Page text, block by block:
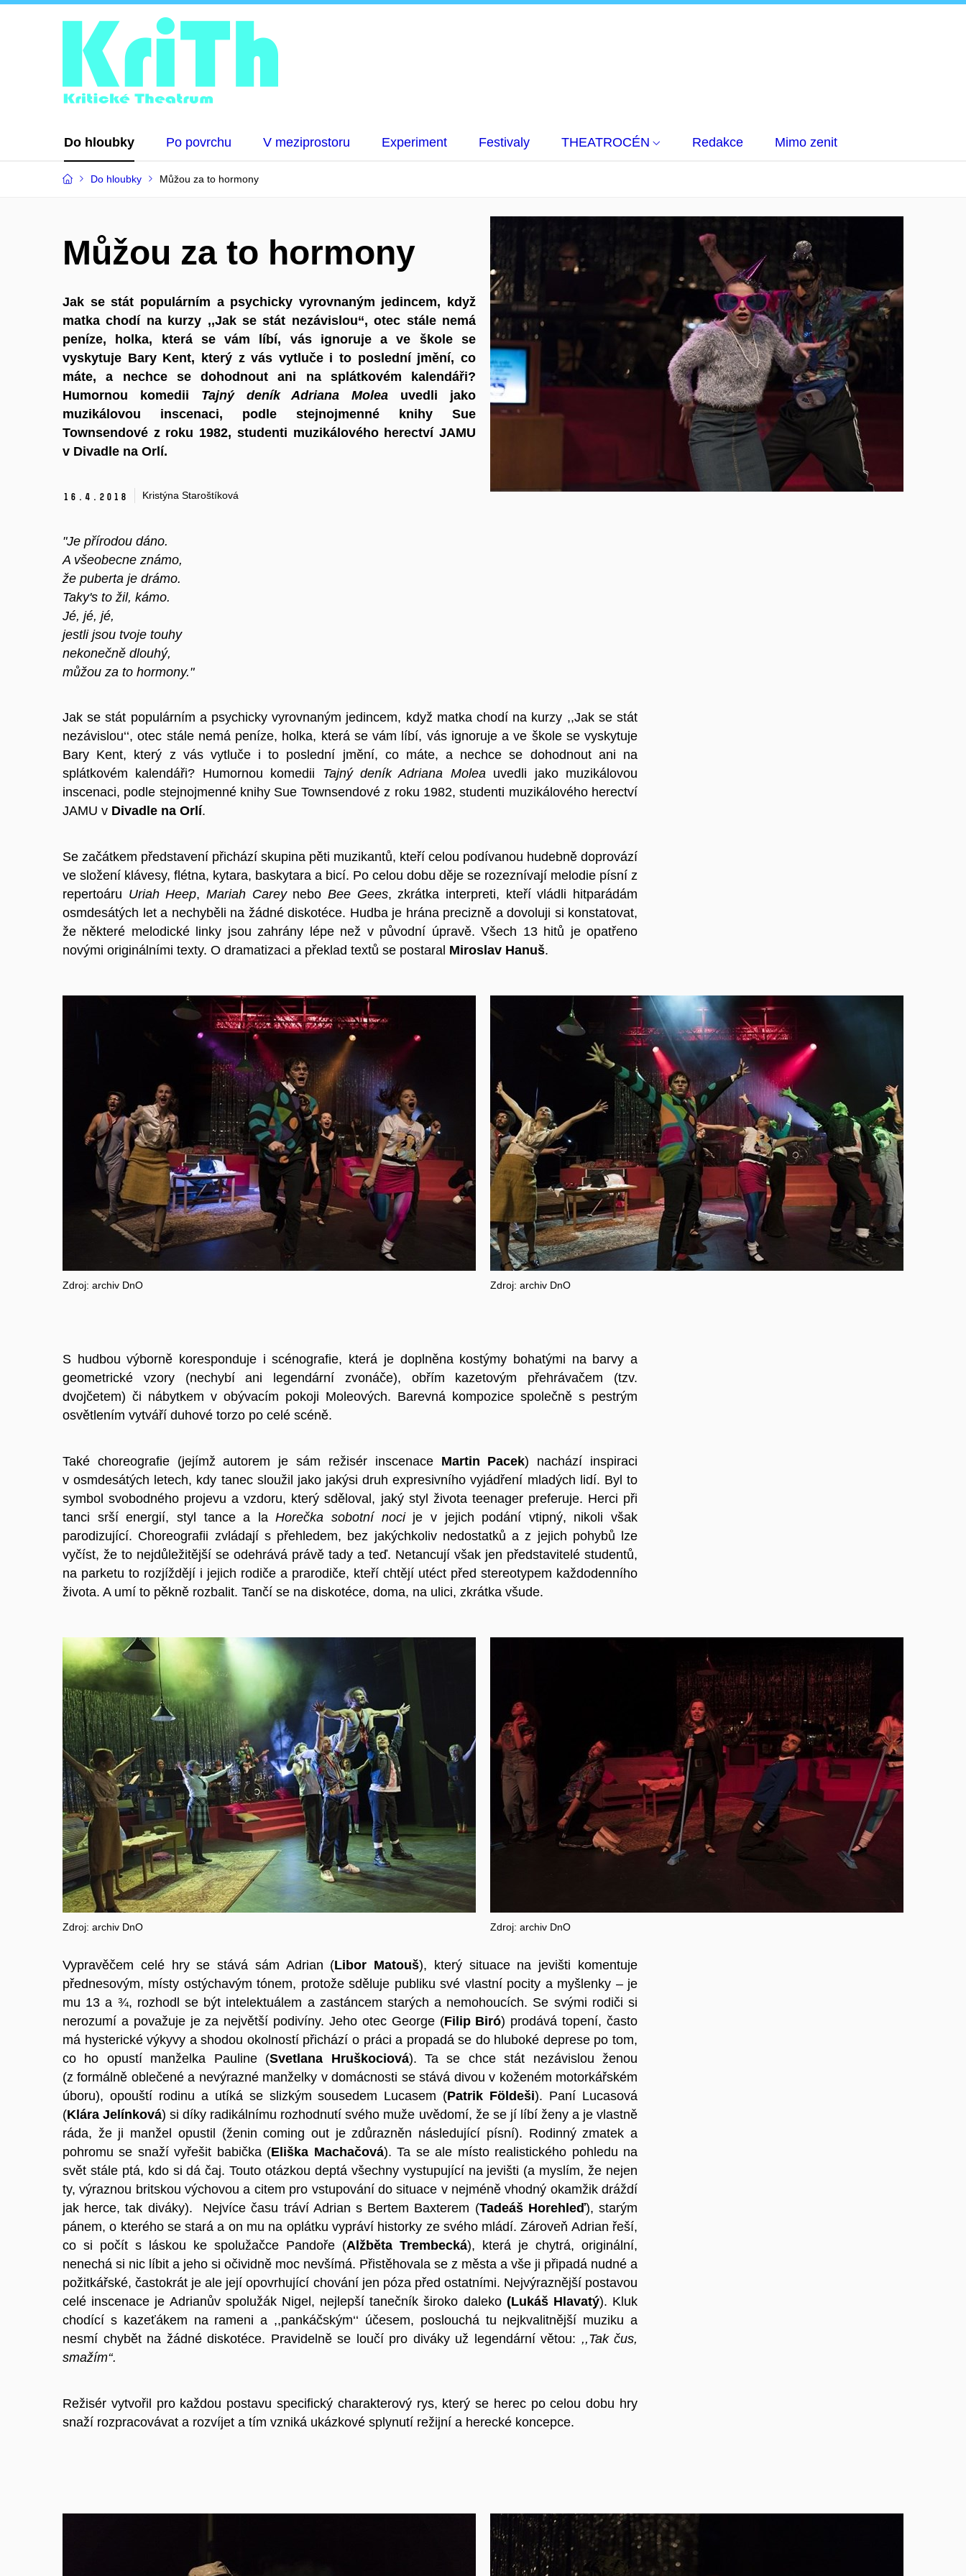
Do hloubky Po povrchu V meziprostoru Experiment Festivaly THEATROCÉN Redakce Mimo zenit
Do hloubky Můžou za to hormony
Můžou za to hormony
Jak se stát populárním a psychicky vyrovnaným jedincem, když
matka chodí na kurzy ,,Jak se stát nezávislou‘‘, otec stále nemá
peníze, holka, která se vám líbí, vás ignoruje a ve škole se
vyskytuje Bary Kent, který z vás vytluče i to poslední jmění, co
máte, a nechce se dohodnout ani na splátkovém kalendáři?
Humornou komedii Tajný deník Adriana Molea uvedli jako
muzikálovou inscenaci, podle stejnojmenné knihy Sue
Townsendové z roku 1982, studenti muzikálového herectví JAMU
v Divadle na Orlí.
16. 4. 2018 Kristýna Staroštíková
"Je přírodou dáno.
A všeobecne známo,
že puberta je drámo.
Taky's to žil, kámo.
Jé, jé, jé,
jestli jsou tvoje touhy
nekonečně dlouhý,
můžou za to hormony."
Jak se stát populárním a psychicky vyrovnaným jedincem, když matka chodí na kurzy ,,Jak se stát
nezávislou‘‘, otec stále nemá peníze, holka, která se vám líbí, vás ignoruje a ve škole se vyskytuje
Bary Kent, který z vás vytluče i to poslední jmění, co máte, a nechce se dohodnout ani na
splátkovém kalendáři? Humornou komedii Tajný deník Adriana Moleauvedli jako muzikálovou
inscenaci, podle stejnojmenné knihy Sue Townsendové z roku 1982, studenti muzikálového herectví
JAMU v Divadle na Orlí.
Se začátkem představení přichází skupina pěti muzikantů, kteří celou podívanou hudebně doprovází
ve složení klávesy, flétna, kytara, baskytara a bicí. Po celou dobu děje se rozeznívají melodie písní z
repertoáru Uriah Heep,Mariah CareyneboBee Gees, zkrátka interpreti, kteří vládli hitparádám
osmdesátých let a nechyběli na žádné diskotéce. Hudba je hrána precizně a dovoluji si konstatovat,
že některé melodické linky jsou zahrány lépe než v původní úpravě. Všech 13 hitů je opatřeno
novými originálními texty. O dramatizaci a překlad textů se postaral Miroslav Hanuš.
Zdroj: archiv DnO Zdroj: archiv DnO
S hudbou výborně koresponduje i scénografie, která je doplněna kostýmy bohatými na barvy a
geometrické vzory (nechybí ani legendární zvonáče), obřím kazetovým přehrávačem (tzv.
dvojčetem) či nábytkem v obývacím pokoji Moleových. Barevná kompozice společně s pestrým
osvětlením vytváří duhové torzo po celé scéně.
Také choreografie (jejímž autorem je sám režisér inscenace Martin Pacek) nachází inspiraci
v osmdesátých letech, kdy tanec sloužil jako jakýsi druh expresivního vyjádření mladých lidí. Byl to
symbol svobodného projevu a vzdoru, který sděloval, jaký styl života teenager preferuje. Herci při
tanci srší energií, styl tance a laHorečka sobotní nocije v jejich podání vtipný, nikoli však
parodizující. Choreografii zvládají s přehledem, bez jakýchkoliv nedostatků a z jejich pohybů lze
vyčíst, že to nejdůležitější se odehrává právě tady a teď. Netancují však jen představitelé studentů,
na parketu to rozjíždějí i jejich rodiče a prarodiče, kteří chtějí utéct před stereotypem každodenního
života. A umí to pěkně rozbalit. Tančí se na diskotéce, doma, na ulici, zkrátka všude.
Zdroj: archiv DnO Zdroj: archiv DnO
Vypravěčem celé hry se stává sám Adrian (Libor Matouš), který situace na jevišti komentuje
přednesovým, místy ostýchavým tónem, protože sděluje publiku své vlastní pocity a myšlenky – je
mu 13 a ¾, rozhodl se být intelektuálem a zastáncem starých a nemohoucích. Se svými rodiči si
nerozumí a považuje je za největší podivíny. Jeho otec George (Filip Biró) prodává topení, často
má hysterické výkyvy a shodou okolností přichází o práci a propadá se do hluboké deprese po tom,
co ho opustí manželka Pauline (Svetlana Hruškociová). Ta se chce stát nezávislou ženou
(z formálně oblečené a nevýrazné manželky v domácnosti se stává divou v koženém motorkářském
úboru), opouští rodinu a utíká se slizkým sousedem Lucasem (Patrik Földeši). Paní Lucasová
(Klára Jelínková) si díky radikálnímu rozhodnutí svého muže uvědomí, že se jí líbí ženy a je vlastně
ráda, že ji manžel opustil (ženin coming out je zdůrazněn následující písní). Rodinný zmatek a
pohromu se snaží vyřešit babička (Eliška Machačová). Ta se ale místo realistického pohledu na
svět stále ptá, kdo si dá čaj. Touto otázkou deptá všechny vystupující na jevišti (a myslím, že nejen
ty, výraznou britskou výchovou a citem pro vstupování do situace v nejméně vhodný okamžik dráždí
jak herce, tak diváky). Nejvíce času tráví Adrian s Bertem Baxterem (Tadeáš Horehleď), starým
pánem, o kterého se stará a on mu na oplátku vypráví historky ze svého mládí. Zároveň Adrian řeší,
co si počít s láskou ke spolužačce Pandoře (Alžběta Trembecká), která je chytrá, originální,
nenechá si nic líbit a jeho si očividně moc nevšímá. Přistěhovala se z města a vše ji připadá nudné a
požitkářské, častokrát je ale její opovrhující chování jen póza před ostatními. Nejvýraznější postavou
celé inscenace je Adrianův spolužák Nigel, nejlepší tanečník široko daleko (Lukáš Hlavatý). Kluk
chodící s kazeťákem na rameni a ,,pankáčským‘‘ účesem, poslouchá tu nejkvalitnější muziku a
nesmí chybět na žádné diskotéce. Pravidelně se loučí pro diváky už legendární větou: ,,Tak čus,
smažím‘‘.
Režisér vytvořil pro každou postavu specifický charakterový rys, který se herec po celou dobu hry
snaží rozpracovávat a rozvíjet a tím vzniká ukázkové splynutí režijní a herecké koncepce.